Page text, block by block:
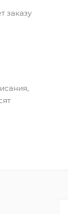
заказу